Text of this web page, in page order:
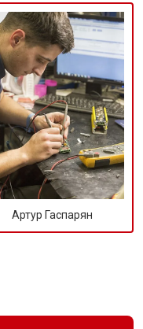
Артур Гаспарян